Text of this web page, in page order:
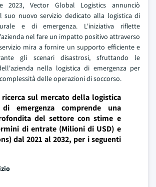
2023, Vector Global Logistics annunciò
suo nuovo servizio dedicato alla logistica di
e di emergenza. L'iniziativa riflette
nel fare un impatto positivo attraverso
mira a fornire un supporto efficiente e
gli scenari disastrosi, sfruttando le
nella logistica di emergenza per
delle operazioni di soccorso.
sul mercato della logistica
emergenza comprende una
del settore con stime e
di entrate (Milioni di USD) e
dal 2021 al 2032, per i seguenti